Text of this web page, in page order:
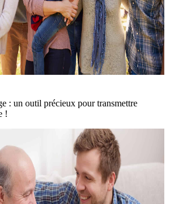
: un outil précieux pour transmettre
!